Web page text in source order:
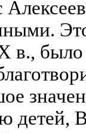
в., было
детей,